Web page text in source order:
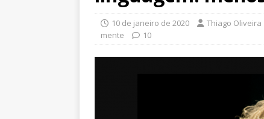
10 de janeiro de 2020 Thiago
mente
10